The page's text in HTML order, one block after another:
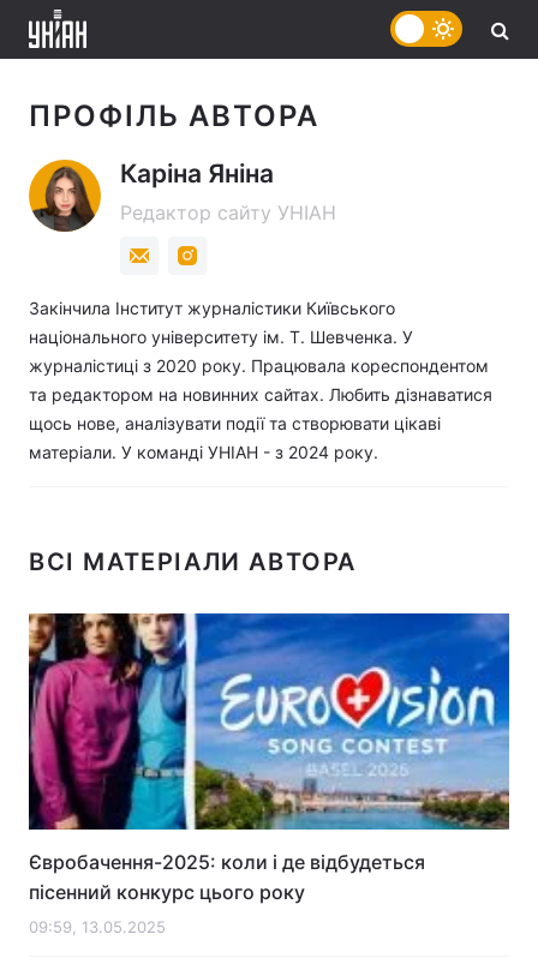
ПРОФІЛЬ АВТОРА
Каріна Яніна
Редактор сайту УНІАН
Закінчила Інститут журналістики Київського
національного університету ім. Т. Шевченка. У
журналістиці з 2020 року. Працювала кореспондентом
та редактором на новинних сайтах. Любить дізнаватися
щось нове, аналізувати події та створювати цікаві
матеріали. У команді УНІАН - з 2024 року.
ВСІ МАТЕРІАЛИ АВТОРА
Євробачення-2025: коли і де відбудеться
пісенний конкурс цього року
09:59, 13.05.2025